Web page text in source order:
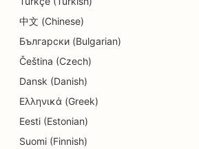
中文 (Chinese)
Български (Bulgarian)
Čeština (Czech)
Dansk (Danish)
Ελληνικά (Greek)
Eesti (Estonian)
Suomi (Finnish)